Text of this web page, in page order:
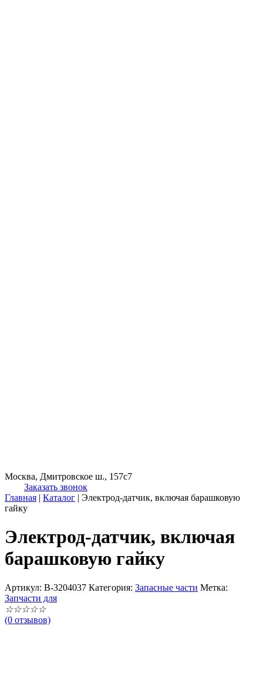
Москва, Дмитровское ш., 157с7
Заказать звонок
Главная | Каталог | Электрод-датчик, включая барашковую
гайку
Электрод-датчик, включая
барашковую гайку
Артикул: B-3204037 Категория: Запасные части Метка:
Запчасти для
☆☆☆☆☆
(0 отзывов)